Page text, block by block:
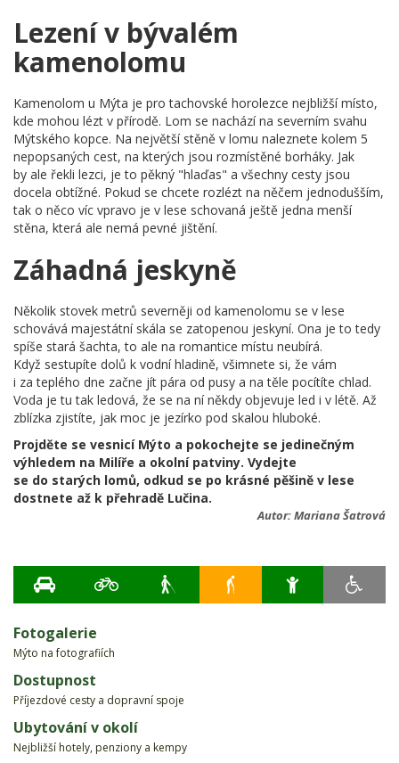
Lezení v bývalém
kamenolomu
Kamenolom u Mýta je pro tachovské horolezce nejbližší místo,
kde mohou lézt v přírodě. Lom se nachází na severním svahu
Mýtského kopce. Na největší stěně v lomu naleznete kolem 5
nepopsaných cest, na kterých jsou rozmístěné borháky. Jak
by ale řekli lezci, je to pěkný "hlaďas" a všechny cesty jsou
docela obtížné. Pokud se chcete rozlézt na něčem jednodušším,
tak o něco víc vpravo je v lese schovaná ještě jedna menší
stěna, která ale nemá pevné jištění.
Záhadná jeskyně
Několik stovek metrů severněji od kamenolomu se v lese
schovává majestátní skála se zatopenou jeskyní. Ona je to tedy
spíše stará šachta, to ale na romantice místu neubírá.
Když sestupíte dolů k vodní hladině, všimnete si, že vám
i za teplého dne začne jít pára od pusy a na těle pocítíte chlad.
Voda je tu tak ledová, že se na ní někdy objevuje led i v létě. Až
zblízka zjistíte, jak moc je jezírko pod skalou hluboké.
Projděte se vesnicí Mýto a pokochejte se jedinečným
výhledem na Milíře a okolní patviny. Vydejte
se do starých lomů, odkud se po krásné pěšině v lese
dostnete až k přehradě Lučina.
Autor:Mariana Šatrová
Fotogalerie
Mýto na fotografiích
Dostupnost
Příjezdové cesty a dopravní spoje
Ubytování v okolí
Nejbližší hotely, penziony a kempy